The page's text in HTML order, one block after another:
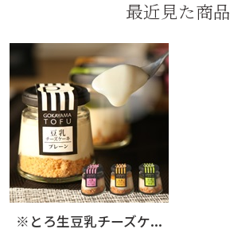
最近見た商品
※とろ生豆乳チーズケ...